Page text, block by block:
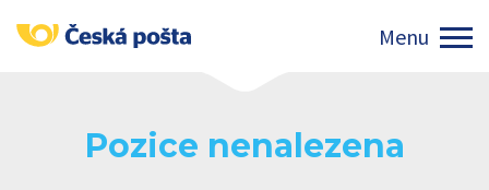
Pozice nenalezena